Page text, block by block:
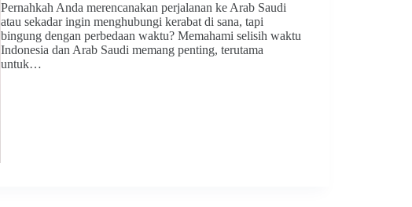
Pernahkah Anda merencanakan perjalanan ke Arab Saudi
atau sekadar ingin menghubungi kerabat di sana, tapi
bingung dengan perbedaan waktu? Memahami selisih waktu
Indonesia dan Arab Saudi memang penting, terutama
untuk…